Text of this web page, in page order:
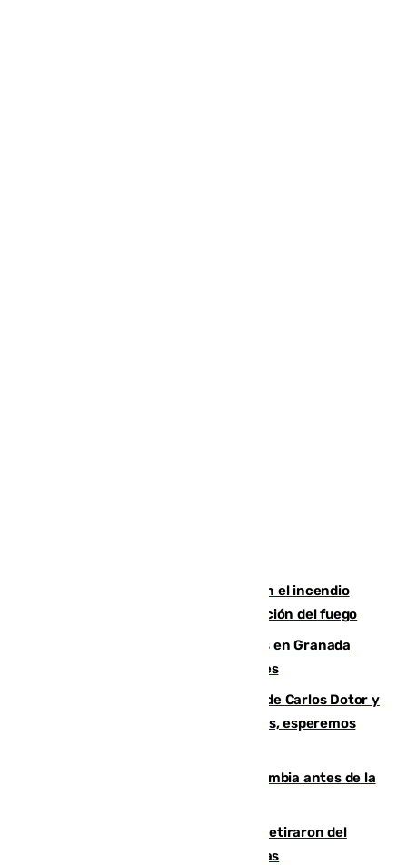
Activado el nivel 2 de emergencia en el incendio
forestal de Niebla por la compleja evolución del fuego
Controlado un incendio de rastrojos en Granada
junto a la autovía y al Callejón de Nogales
Juanfran Funes, sobre las lesiones de Carlos Dotor y
Fernando Calero: “Estamos preocupados, esperemos
Felipe VI refuerza los lazos con Colombia antes de la
Fernando Calero y Carlos Dotor se retiraron del
encuentro contra el Ceuta con molestias